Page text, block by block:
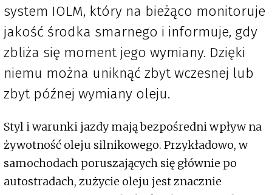
system IOLM, który na bieżąco monitoruje
jakość środka smarnego i informuje, gdy
zbliża się moment jego wymiany. Dzięki
niemu można uniknąć zbyt wczesnej lub
zbyt późnej wymiany oleju.
Styl i warunki jazdy mają bezpośredni wpływ na
żywotność oleju silnikowego. Przykładowo, w
samochodach poruszających się głównie po
autostradach, zużycie oleju jest znacznie